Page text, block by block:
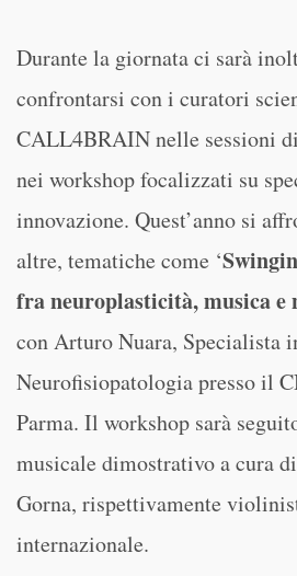
Durante la giornata ci sarà
confrontarsi con i curatori
CALL4BRAIN nelle sessioni
nei workshop focalizzati su
innovazione. Quest’anno si
altre, tematiche come ‘
fra neuroplasticità, musica e
con Arturo Nuara, Specialista
Neurofisiopatologia presso il
Parma. Il workshop sarà
musicale dimostrativo a cura
Gorna, rispettivamente
internazionale.